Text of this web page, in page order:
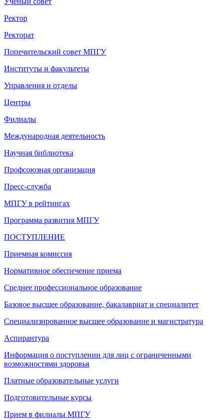
Ректор
Ректорат
Попечительский совет МПГУ
Институты и факультеты
Управления и отделы
Центры
Филиалы
Международная деятельность
Научная библиотека
Профсоюзная организация
Пресс-служба
МПГУ в рейтингах
Программа развития МПГУ
ПОСТУПЛЕНИЕ
Приемная комиссия
Нормативное обеспечение приема
Среднее профессиональное образование
Базовое высшее образование, бакалавриат и специалитет
Специализированное высшее образование и магистратура
Аспирантура
Информация о поступлении для лиц с ограниченными
возможностями здоровья
Платные образовательные услуги
Подготовительные курсы
Прием в филиалы МПГУ